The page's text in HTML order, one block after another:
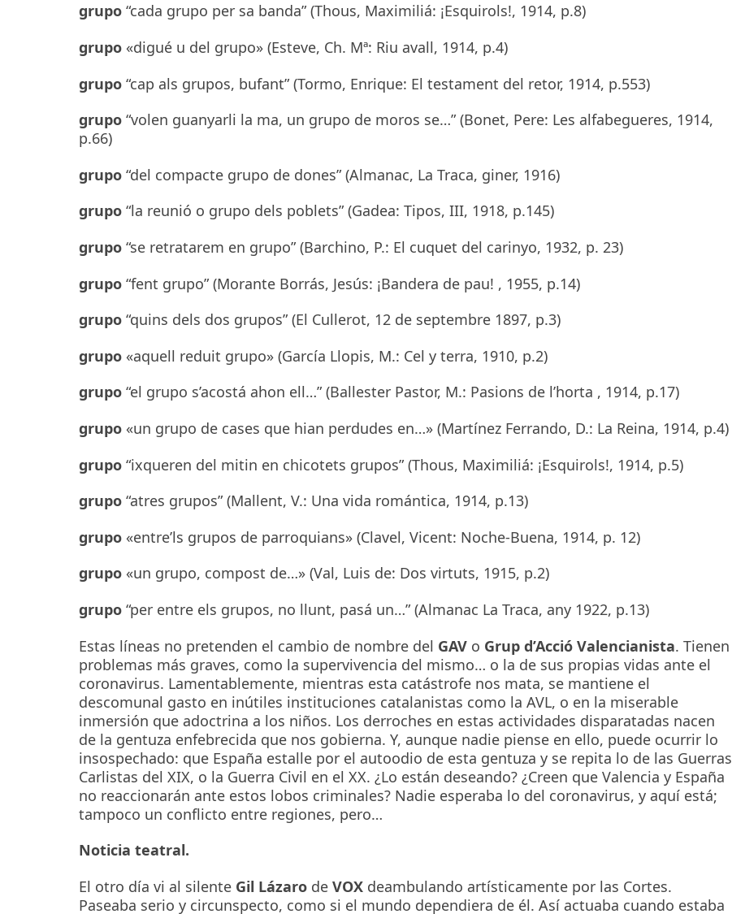
grupo “cada grupo per sa banda” (Thous, Maximiliá: ¡Esquirols!, 1914, p.8)
grupo «digué u del grupo» (Esteve, Ch. Mª: Riu avall, 1914, p.4)
grupo “cap als grupos, bufant” (Tormo, Enrique: El testament del retor, 1914, p.553)
grupo “volen guanyarli la ma, un grupo de moros se…” (Bonet, Pere: Les alfabegueres, 1914,
p.66)
grupo “del compacte grupo de dones” (Almanac, La Traca, giner, 1916)
grupo “la reunió o grupo dels poblets” (Gadea: Tipos, III, 1918, p.145)
grupo “se retratarem en grupo” (Barchino, P.: El cuquet del carinyo, 1932, p. 23)
grupo “fent grupo” (Morante Borrás, Jesús: ¡Bandera de pau! , 1955, p.14)
grupo “quins dels dos grupos” (El Cullerot, 12 de septembre 1897, p.3)
grupo «aquell reduit grupo» (García Llopis, M.: Cel y terra, 1910, p.2)
grupo “el grupo s’acostá ahon ell…” (Ballester Pastor, M.: Pasions de l’horta , 1914, p.17)
grupo «un grupo de cases que hian perdudes en…» (Martínez Ferrando, D.: La Reina, 1914, p.4)
grupo “ixqueren del mitin en chicotets grupos” (Thous, Maximiliá: ¡Esquirols!, 1914, p.5)
grupo “atres grupos” (Mallent, V.: Una vida romántica, 1914, p.13)
grupo «entre’ls grupos de parroquians» (Clavel, Vicent: Noche-Buena, 1914, p. 12)
grupo «un grupo, compost de…» (Val, Luis de: Dos virtuts, 1915, p.2)
grupo “per entre els grupos, no llunt, pasá un…” (Almanac La Traca, any 1922, p.13)
Estas líneas no pretenden el cambio de nombre del GAV o Grup d’Acció Valencianista. Tienen
problemas más graves, como la supervivencia del mismo… o la de sus propias vidas ante el
coronavirus. Lamentablemente, mientras esta catástrofe nos mata, se mantiene el
descomunal gasto en inútiles instituciones catalanistas como la AVL, o en la miserable
inmersión que adoctrina a los niños. Los derroches en estas actividades disparatadas nacen
de la gentuza enfebrecida que nos gobierna. Y, aunque nadie piense en ello, puede ocurrir lo
insospechado: que España estalle por el autoodio de esta gentuza y se repita lo de las Guerras
Carlistas del XIX, o la Guerra Civil en el XX. ¿Lo están deseando? ¿Creen que Valencia y España
no reaccionarán ante estos lobos criminales? Nadie esperaba lo del coronavirus, y aquí está;
tampoco un conflicto entre regiones, pero…
Noticia teatral.
El otro día vi al silente Gil Lázaro de VOX deambulando artísticamente por las Cortes.
Paseaba serio y circunspecto, como si el mundo dependiera de él. Así actuaba cuando estaba